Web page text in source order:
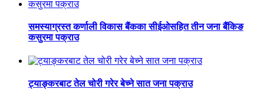
समस्याग्रस्त कर्णाली विकास बैंकका सीईओसहित तीन जना बैंकिङ
कसुरमा पक्राउ
ट्याङ्करबाट तेल चोरी गरेर बेच्ने सात जना पक्राउ